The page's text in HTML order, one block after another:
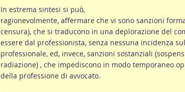
In estrema sintesi si può,
ragionevolmente, affermare che vi sono sanzioni
censura), che si traducono in una deplorazione del
essere dal professionista, senza nessuna incidenza
professionale, ed, invece, sanzioni sostanziali
radiazione) , che impediscono in modo temporaneo
della professione di avvocato.